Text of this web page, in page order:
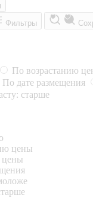
Фильтры
По возрастанию
По дате размещения
старше
цены